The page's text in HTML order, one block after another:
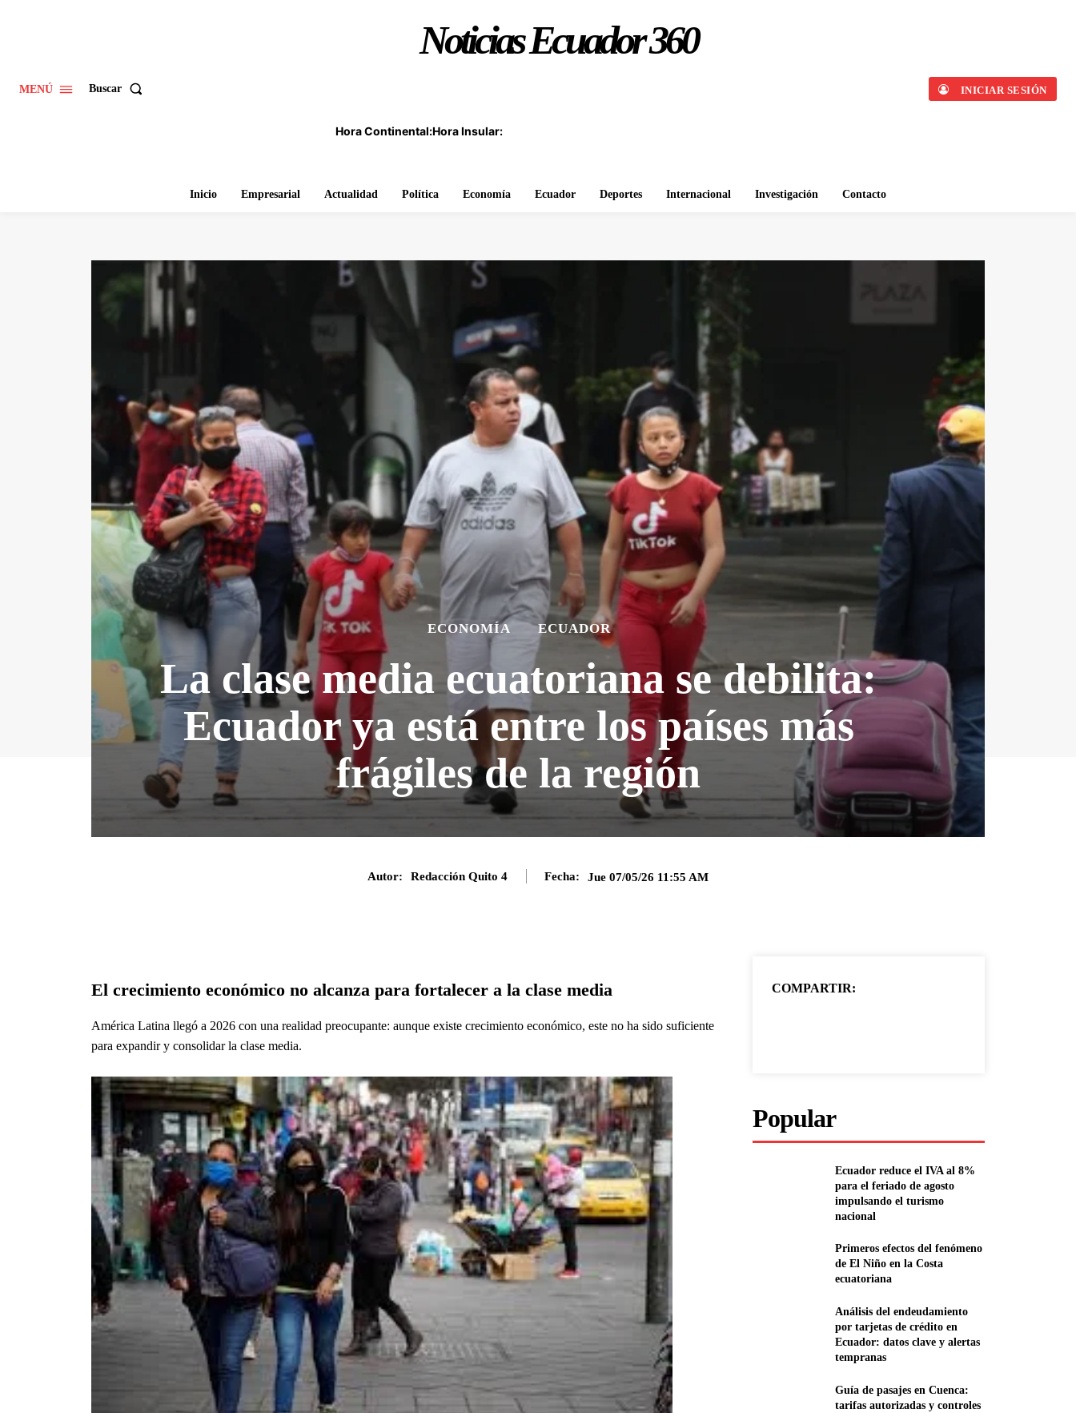
MENÚ Buscar
Noticias Ecuador 360
Hora Continental:Hora Insular:
INICIAR SESIÓN
Inicio Empresarial Actualidad Política Economía Ecuador Deportes Internacional Investigación Contacto
ECONOMÍA ECUADOR
La clase media ecuatoriana se debilita:
Ecuador ya está entre los países más
frágiles de la región
Autor: Redacción Quito 4 Fecha: Jue 07/05/26 11:55 AM
El crecimiento económico no alcanza para fortalecer a la clase media
América Latina llegó a 2026 con una realidad preocupante: aunque existe crecimiento económico, este no ha sido suficiente
para expandir y consolidar la clase media.
COMPARTIR:
Popular
Ecuador reduce el IVA al 8%
para el feriado de agosto
impulsando el turismo
nacional
Primeros efectos del fenómeno
de El Niño en la Costa
ecuatoriana
Análisis del endeudamiento
por tarjetas de crédito en
Ecuador: datos clave y alertas
tempranas
Guía de pasajes en Cuenca:
tarifas autorizadas y controles